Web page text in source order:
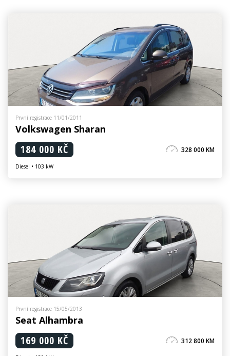
První registrace 11/01/2011
Volkswagen Sharan
184 000 KČ 328 000 KM
Diesel • 103 kW
První registrace 15/05/2013
Seat Alhambra
169 000 KČ 312 800 KM